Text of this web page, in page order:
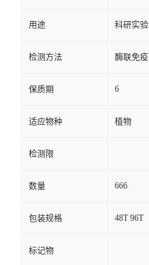
用途 科研实验
检测方法 酶联免疫
保质期 6
适应物种 植物
检测限
数量 666
包装规格 48T 96T
标记物